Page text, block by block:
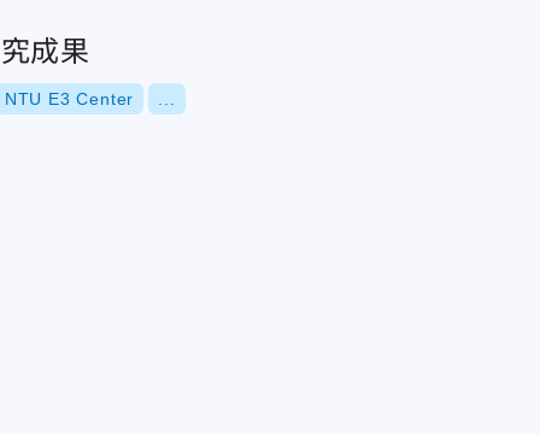
成果
NTU E3 Center